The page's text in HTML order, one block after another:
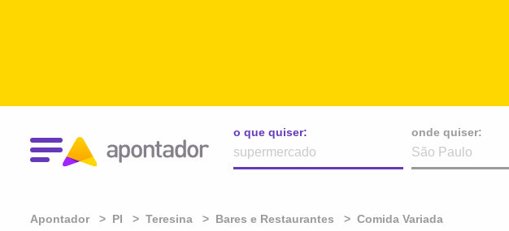
o que quiser:
onde quiser:
Apontador PI Teresina Bares e Restaurantes Comida Variada